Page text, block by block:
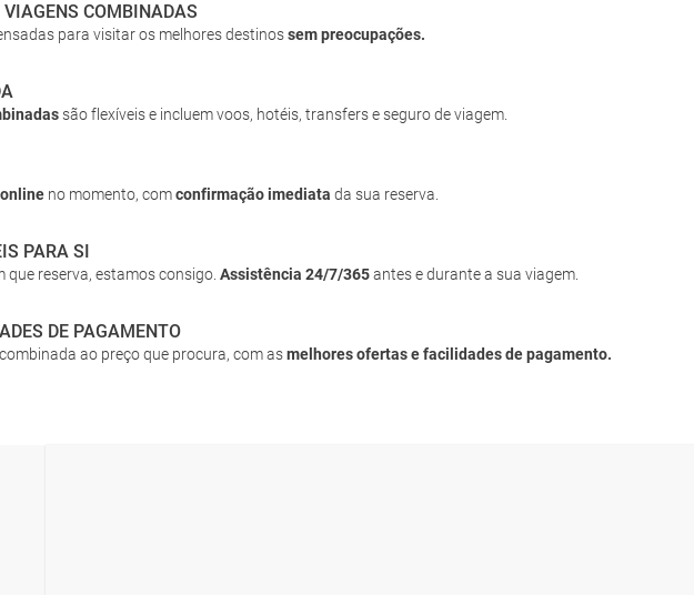
COMBINADAS
para visitar os melhores destinossem preocupações.
são flexíveis e incluem voos, hotéis, transfers e seguro de viagem.
online no momento, comconfirmação imediata da sua reserva.
PARA SI
que reserva, estamos consigo.Assistência 24/7/365antes e durante a sua viagem.
DE PAGAMENTO
ao preço que procura, com asmelhores ofertas e facilidades de pagamento.